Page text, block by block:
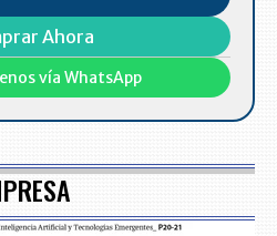
Ahora
vía WhatsApp